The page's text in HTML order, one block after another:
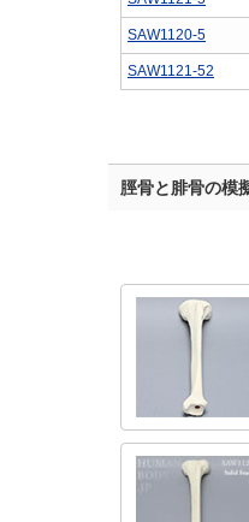
SAW1120-5
SAW1121-52
脛骨と腓骨の模